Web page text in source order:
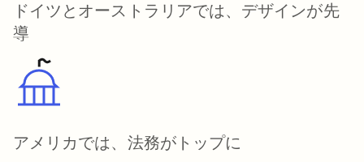
ドイツとオーストラリアでは、デザインが先
導
アメリカでは、法務がトップに